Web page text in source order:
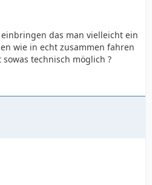
das man vielleicht ein
wie in echt zusammen fahren
technisch möglich ?